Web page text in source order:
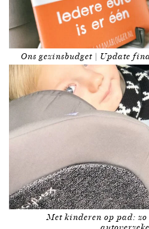
Ons gezinsbudget | Update
Met kinderen op pad: